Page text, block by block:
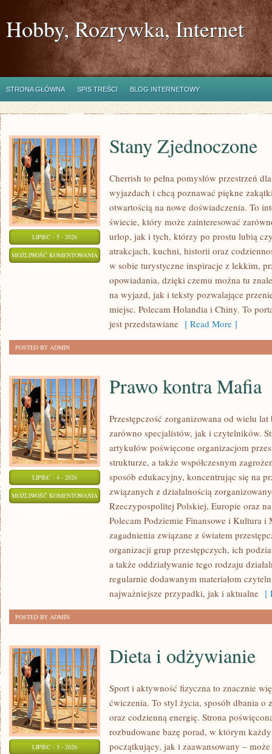
Hobby, Rozrywka, Internet
STRONA GŁÓWNA SPIS TREŚCI BLOG INTERNETOWY
LIPIEC - 5 - 2026
MOŻLIWOŚĆ KOMENTOWANIA STANY
ZJEDNOCZONE
Stany Zjednoczone
Cherrish to pełna pomysłów przestrzeń
wyjazdach i chcą poznawać piękne
otwartością na nowe doświadczenia. To
świecie, który może zainteresować
urlop, jak i tych, którzy po prostu lubią
atrakcjach, kuchni, historii oraz
w sobie turystyczne inspiracje z lekkim,
opowiadania, dzięki czemu można tu
na wyjazd, jak i teksty pozwalające
miejsc. Polecam Holandia i Chiny. To
jest przedstawiane [ Read More ]
POSTED BY ADMIN
LIPIEC - 4 - 2026
MOŻLIWOŚĆ KOMENTOWANIA PRAWO
KONTRA
MAFIA
Prawo kontra Mafia
Przestępczość zorganizowana od wielu
zarówno specjalistów, jak i czytelników.
artykułów poświęcone organizacjom
strukturze, a także współczesnym
sposób edukacyjny, koncentrując się na
związanych z działalnością
Rzeczypospolitej Polskiej, Europie oraz
Polecam Podziemie Finansowe i Kultura i
zagadnienia związane z światem
organizacji grup przestępczych, ich
a także oddziaływanie tego rodzaju
regularnie dodawanym materiałom
najważniejsze przypadki, jak i aktualne [
POSTED BY ADMIN
LIPIEC - 3 - 2026
Dieta i odżywianie
Sport i aktywność fizyczna to znacznie
ćwiczenia. To styl życia, sposób dbania o
oraz codzienną energię. Strona
rozbudowane bazę porad, w którym
początkujący, jak i zaawansowany –